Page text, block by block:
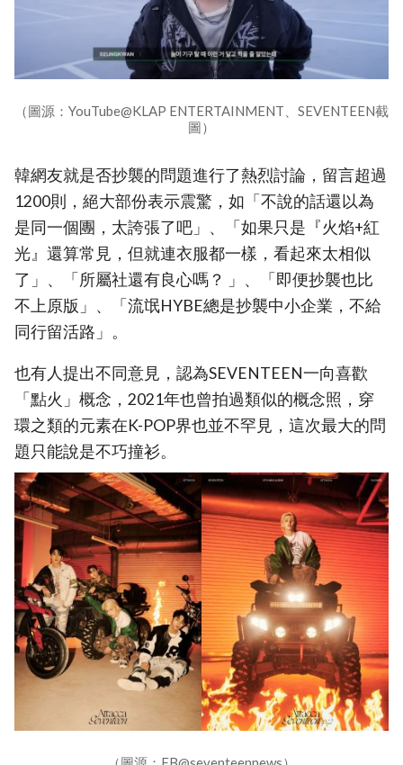
（圖源：YouTube@KLAP ENTERTAINMENT、SEVENTEEN截
圖）
韓網友就是否抄襲的問題進行了熱烈討論，留言超過
1200則，絕大部份表示震驚，如「不說的話還以為
是同一個團，太誇張了吧」、「如果只是『火焰+紅
光』還算常見，但就連衣服都一樣，看起來太相似
了」、「所屬社還有良心嗎？ 」、「即便抄襲也比
不上原版」、「流氓HYBE總是抄襲中小企業，不給
同行留活路」。
也有人提出不同意見，認為SEVENTEEN一向喜歡
「點火」概念，2021年也曾拍過類似的概念照，穿
環之類的元素在K-POP界也並不罕見，這次最大的問
題只能說是不巧撞衫。